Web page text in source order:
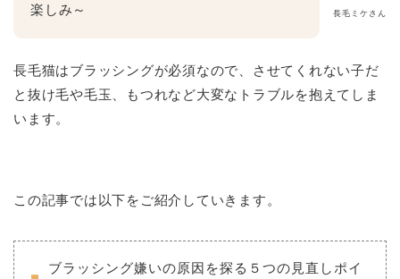
長毛ミケさん
楽しみ～
長毛猫はブラッシングが必須なので、させてくれない子だ
と抜け毛や毛玉、もつれなど大変なトラブルを抱えてしま
います。
この記事では以下をご紹介していきます。
ブラッシング嫌いの原因を探る５つの見直しポイ